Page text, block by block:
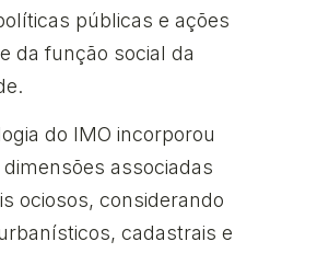
públicas e ações
da função social da
do IMO incorporou
associadas
ociosos, considerando
cadastrais e